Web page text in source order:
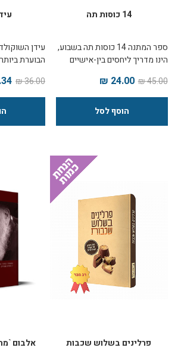
14 כוסות תה
ספר המתנה 14 כוסות תה בשבוע,
הינו מדריך ליחסים בין-אישיים
ורעיונותיו של הרבי. יצירת מופת
מרשימה, שלראשונה מתעסקת עם
החיים עצמם ופותרת את הבעיות
ומתחים בבית, אושר וסיפוק אישי.
ניתן להתרשם מ-2 פרקים בתחתית
45.00 ₪
24.00 ₪
עידן
הבוערת
לאור משנתו
הספר מציע
ילדים בעידן
מלא
שגורמות
ומלמד לגדל
האמתיים,
כלים
מהספר
36.00 ₪
₪
פרלינים בשלוש שכבות אלבום